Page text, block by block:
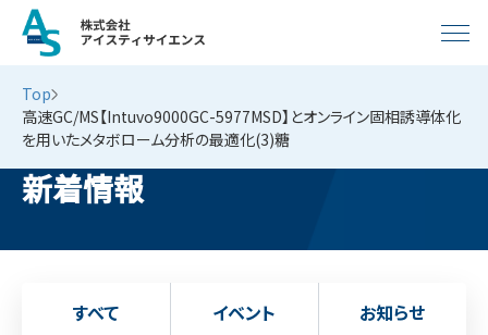
Top
高速GC/MS【Intuvo9000GC-5977MSD】とオンライン固相誘導体化
を用いたメタボローム分析の最適化(3)糖
新着情報
すべて イベント お知らせ